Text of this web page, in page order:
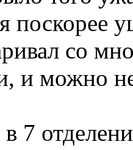
поскорее
со
и можно
7